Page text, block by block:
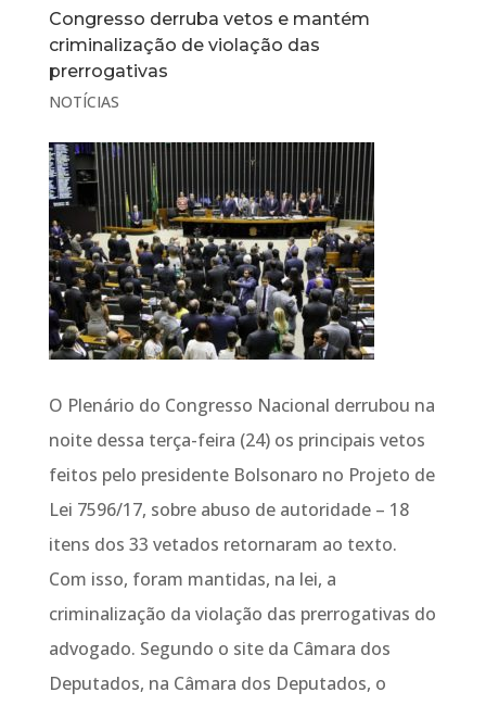
Congresso derruba vetos e mantém
criminalização de violação das
prerrogativas
NOTÍCIAS
O Plenário do Congresso Nacional derrubou na
noite dessa terça-feira (24) os principais vetos
feitos pelo presidente Bolsonaro no Projeto de
Lei 7596/17, sobre abuso de autoridade – 18
itens dos 33 vetados retornaram ao texto.
Com isso, foram mantidas, na lei, a
criminalização da violação das prerrogativas do
advogado. Segundo o site da Câmara dos
Deputados, na Câmara dos Deputados, o